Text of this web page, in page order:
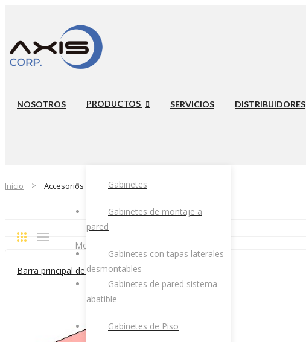
NOSOTROS PRODUCTOS
Gabinetes
Gabinetes de montaje a
pared
Gabinetes con tapas laterales
desmontables
Gabinetes de pared sistema
abatible
Gabinetes de Piso
SERVICIOS DISTRIBUIDORES
Inicio Accesorios
Mostrando 1–12 de 33 resultados
puntuación
Barra principal de puesta a tierra en cobre 20″